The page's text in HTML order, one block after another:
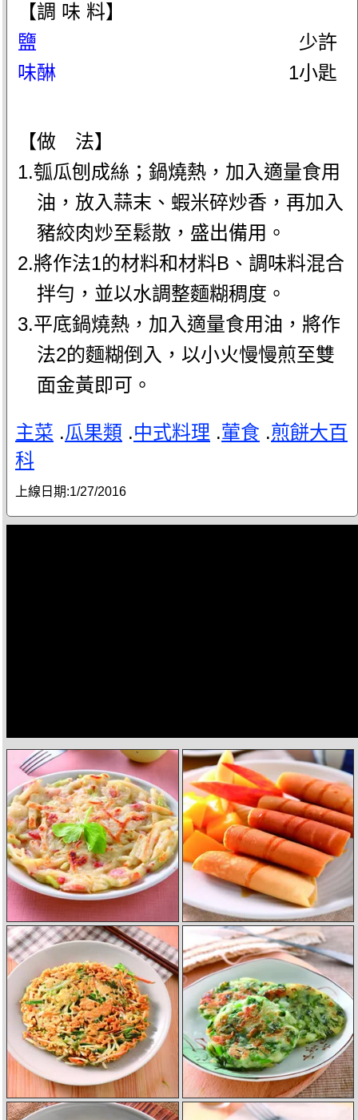
【調 味 料】
鹽
少許
味醂
1小匙
【做 法】
1.瓠瓜刨成絲；鍋燒熱，加入適量食用
油，放入蒜末、蝦米碎炒香，再加入
豬絞肉炒至鬆散，盛出備用。
2.將作法1的材料和材料B、調味料混合
拌勻，並以水調整麵糊稠度。
3.平底鍋燒熱，加入適量食用油，將作
法2的麵糊倒入，以小火慢慢煎至雙
面金黃即可。
主菜 .瓜果類 .中式料理 .葷食 .煎餅大百
科
上線日期:1/27/2016